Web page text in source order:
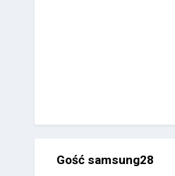
Gość samsung28